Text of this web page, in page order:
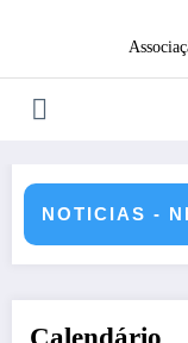
NOTICIAS -
REP nas